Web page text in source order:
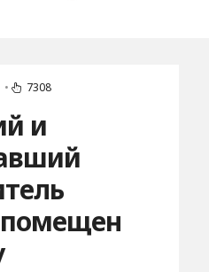
• 7308
и
помещен